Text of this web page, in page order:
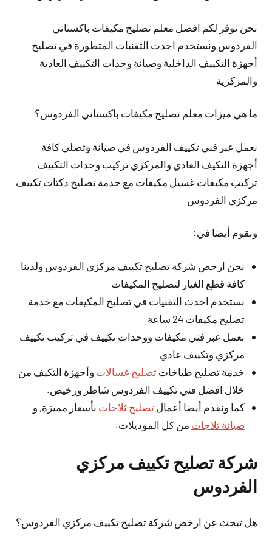
نحن نوفر لكم افضل معلم تصليح مكيفات باكستاني
الفردوس ونستخدم احدث التقنيات المتطورة في تصليح
أجهزة التكييف الداخلية وصيانة وحدات التكييف العادية
والمركزية
ما هي ميزات معلم تصليح مكيفات باكستاني الفردوس؟
نعمل عبر فني تكييف الفردوس في صيانة وتصلي كافة
أجهزة التكيف العادي والمركزي تركيب وحدات التكييف
تركيب مكيفات غسيل مكيفات مع خدمة تصليح دكتات تكييف
مركزي الفردوس
ونقوم أيضا في:
نحن ارخص شركة تصليح تكييف مركزي الفردوس ولدينا
كافة قطع الغيار لتصليح المكيفات
نستخدم احدث التقنيات في تصليح المكيفات مع خدمة
تصليح مكيفات 24 ساعة
نعمل عبر فني مكيفات ووحدات تكييف في تركيب تكييف
مركزي وتكييف عادي
خدمة تصليح طباخاتتصليح غسالات وأجهزة التكيف من
خلال افضل فني تكييف الفردوس شاطر ورخيص.
كما ونقدم أيضا أعمالتصليح ثلاجات بأسعار مميزة, و
صيانة ثلاجات من كل الموديلات.
شركة تصليح تكييف مركزي
الفردوس
هل تبحث عن ارخص شركة تصليح تكييف مركزي الفردوس؟